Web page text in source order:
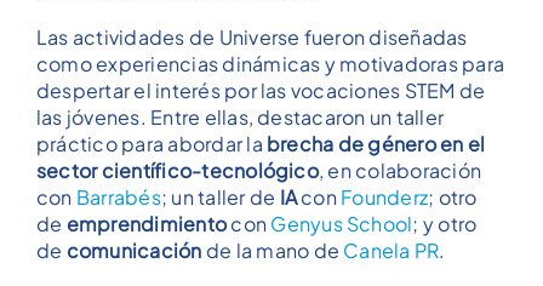
Las actividades de Universe fueron diseñadas
como experiencias dinámicas y motivadoras para
despertar el interés por las vocaciones STEM de
las jóvenes. Entre ellas, destacaron un taller
práctico para abordar la brecha de género en el
sector científico-tecnológico, en colaboración
con Barrabés; un taller de IAconFounderz; otro
de emprendimientoconGenyus School; y otro
de comunicación de la mano de Canela PR.